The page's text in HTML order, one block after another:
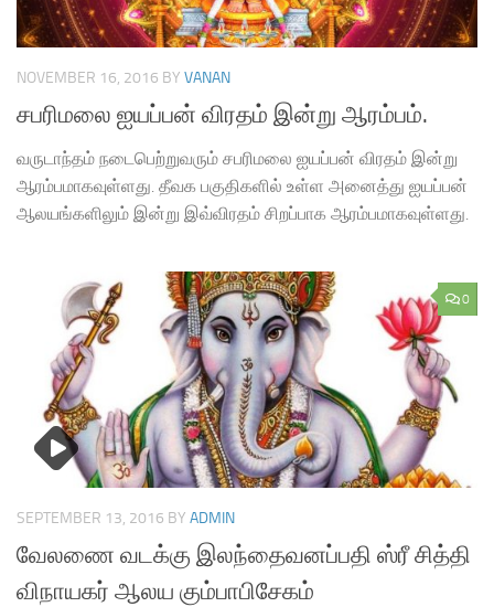
NOVEMBER 16, 2016 BY VANAN
சபரிமலை ஐயப்பன் விரதம் இன்று ஆரம்பம்.
வருடாந்தம் நடைபெற்றுவரும் சபரிமலை ஐயப்பன் விரதம் இன்று
ஆரம்பமாகவுள்ளது. தீவக பகுதிகளில் உள்ள அனைத்து ஐயப்பன்
ஆலயங்களிலும் இன்று இவ்விரதம் சிறப்பாக ஆரம்பமாகவுள்ளது.
0
SEPTEMBER 13, 2016 BY ADMIN
வேலணை வடக்கு இலந்தைவனப்பதி ஸ்ரீ சித்தி
விநாயகர் ஆலய கும்பாபிசேகம்